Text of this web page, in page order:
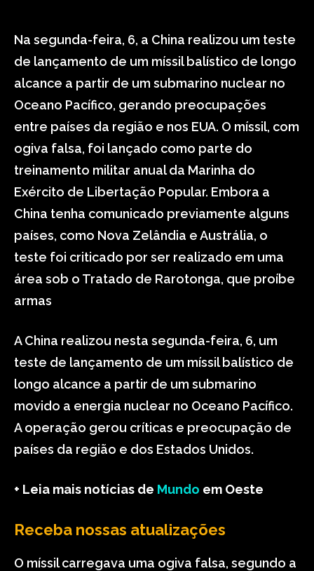
Na segunda-feira, 6, a China realizou um teste
de lançamento de um míssil balístico de longo
alcance a partir de um submarino nuclear no
Oceano Pacífico, gerando preocupações
entre países da região e nos EUA. O míssil, com
ogiva falsa, foi lançado como parte do
treinamento militar anual da Marinha do
Exército de Libertação Popular. Embora a
China tenha comunicado previamente alguns
países, como Nova Zelândia e Austrália, o
teste foi criticado por ser realizado em uma
área sob o Tratado de Rarotonga, que proíbe
armas
A China realizou nesta segunda-feira, 6, um
teste de lançamento de um míssil balístico de
longo alcance a partir de um submarino
movido a energia nuclear no Oceano Pacífico.
A operação gerou críticas e preocupação de
países da região e dos Estados Unidos.
+ Leia mais notícias de Mundo em Oeste
Receba nossas atualizações
O míssil carregava uma ogiva falsa, segundo a